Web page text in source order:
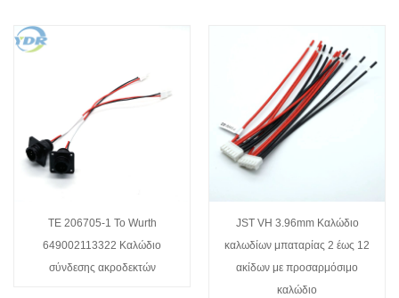
TE 206705-1 To Wurth
649002113322 Καλώδιο
σύνδεσης ακροδεκτών
JST VH 3.96mm Καλώδιο
καλωδίων μπαταρίας 2 έως 12
ακίδων με προσαρμόσιμο
καλώδιο